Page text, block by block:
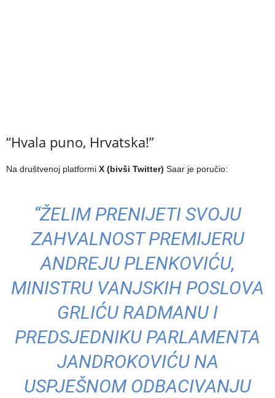
“Hvala puno, Hrvatska!”
Na društvenoj platformi X (bivši Twitter) Saar je poručio:
“ŽELIM PRENIJETI SVOJU
ZAHVALNOST PREMIJERU
ANDREJU PLENKOVIĆU,
MINISTRU VANJSKIH POSLOVA
GRLIĆU RADMANU I
PREDSJEDNIKU PARLAMENTA
JANDROKOVIĆU NA
USPJEŠNOM ODBACIVANJU